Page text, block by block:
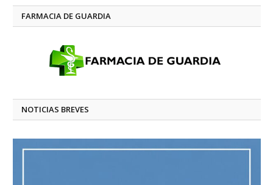
FARMACIA DE GUARDIA
NOTICIAS BREVES